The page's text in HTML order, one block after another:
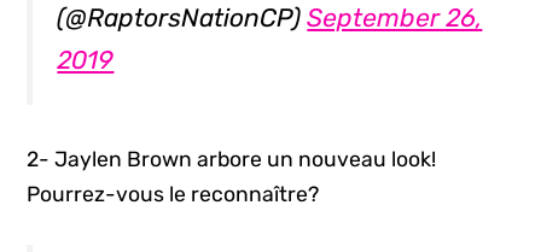
(@RaptorsNationCP)September 26,
2019
2- Jaylen Brown arbore un nouveau look!
Pourrez-vous le reconnaître?